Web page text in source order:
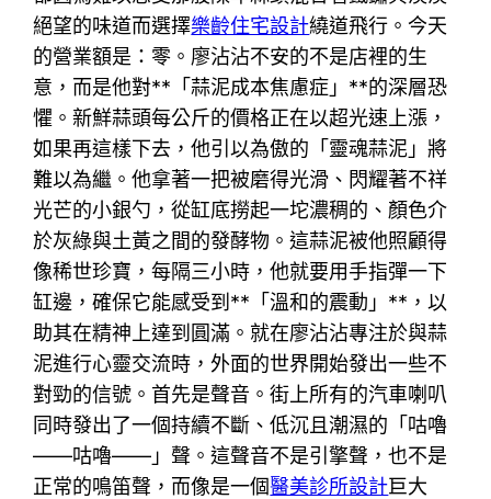
絕望的味道而選擇樂齡住宅設計繞道飛行。今天
的營業額是：零。廖沾沾不安的不是店裡的生
意，而是他對**「蒜泥成本焦慮症」**的深層恐
懼。新鮮蒜頭每公斤的價格正在以超光速上漲，
如果再這樣下去，他引以為傲的「靈魂蒜泥」將
難以為繼。他拿著一把被磨得光滑、閃耀著不祥
光芒的小銀勺，從缸底撈起一坨濃稠的、顏色介
於灰綠與土黃之間的發酵物。這蒜泥被他照顧得
像稀世珍寶，每隔三小時，他就要用手指彈一下
缸邊，確保它能感受到**「溫和的震動」**，以
助其在精神上達到圓滿。就在廖沾沾專注於與蒜
泥進行心靈交流時，外面的世界開始發出一些不
對勁的信號。首先是聲音。街上所有的汽車喇叭
同時發出了一個持續不斷、低沉且潮濕的「咕嚕
——咕嚕——」聲。這聲音不是引擎聲，也不是
正常的鳴笛聲，而像是一個醫美診所設計巨大